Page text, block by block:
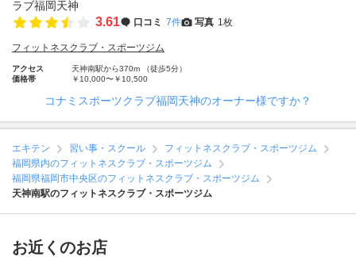
3.61 口コミ 7件 写真 1枚
フィットネスクラブ・スポーツジム
アクセス
天神南駅から370m （徒歩5分）
価格帯
￥10,000〜￥10,500
コナミスポーツクラブ福岡天神のオーナー様ですか？
エキテン 習い事・スクール
フィットネスクラブ・スポーツジム
福岡県内のフィットネスクラブ・スポーツジム
福岡県福岡市中央区のフィットネスクラブ・スポーツジム
天神南駅のフィットネスクラブ・スポーツジム
お近くのお店